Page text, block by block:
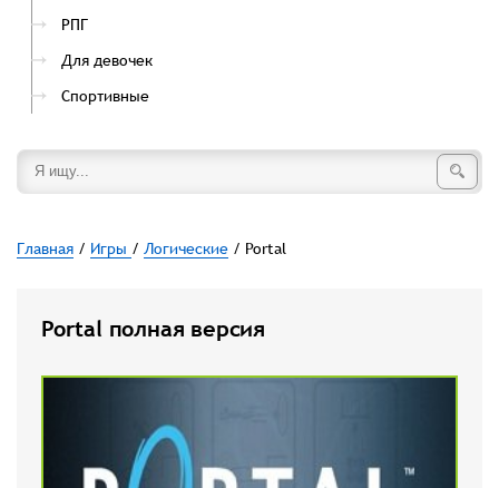
РПГ
Для девочек
Спортивные
Главная / Игры / Логические / Portal
Portal полная версия